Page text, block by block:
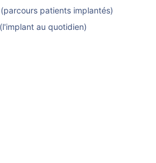
patients implantés)
au quotidien)